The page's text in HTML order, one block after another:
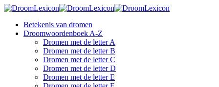
Betekenis van dromen
Droomwoordenboek A-Z
Dromen met de letter A
Dromen met de letter B
Dromen met de letter C
Dromen met de letter D
Dromen met de letter E